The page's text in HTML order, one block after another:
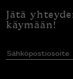
Jätä
käymään!
Sähköpostiosoite